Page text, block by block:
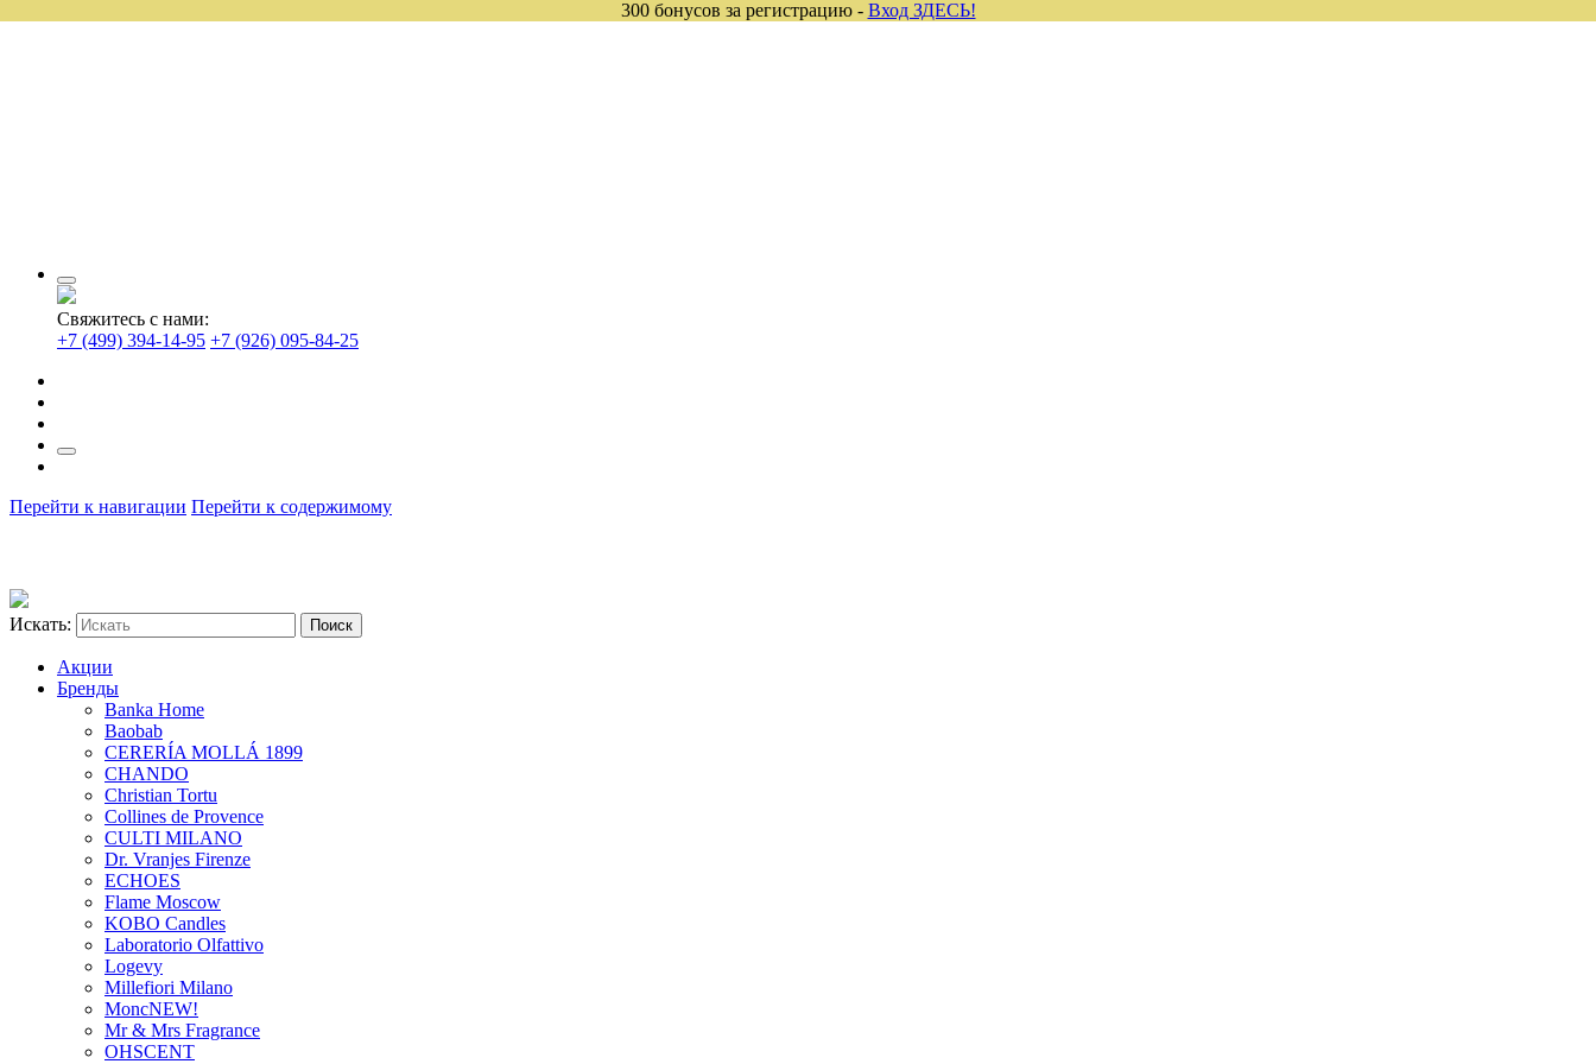
Свяжитесь с нами:
+7 (499) 394-14-95 +7 (926) 095-84-25
Перейти к навигации Перейти к содержимому
Искать:
Акции
Бренды
Banka Home
Baobab
CERERÍA MOLLÁ 1899
CHANDO
Christian Tortu
Collines de Provence
CULTI MILANO
Dr. Vranjes Firenze
ECHOES
Flame Moscow
KOBO Candles
Laboratorio Olfattivo
Logevy
Millefiori Milano
MoncNEW!
Mr & Mrs Fragrance
OHSCENT
300 бонусов за регистрацию - Вход ЗДЕСЬ!